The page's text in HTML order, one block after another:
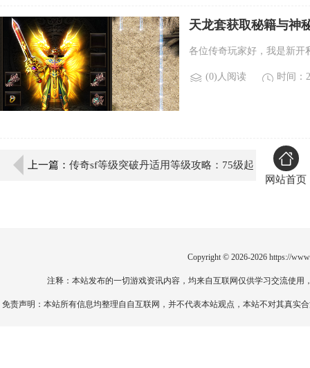
天龙套获取秘籍与神
各位传奇玩家好，我是新开
(0)人阅读 时间：
上一篇： 传奇sf等级突破丹适用等级攻略：75级起
网站首页
Copyright © 2026-2026 https://
注释：本站发布的一切游戏资讯内容，均来自互联网仅供学习交流使
免责声明：本站所有信息均整理自自互联网，并不代表本站观点，本站不对其真实